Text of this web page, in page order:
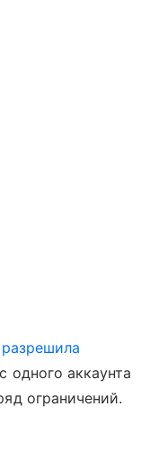
разрешила
одного аккаунта
ограничений.